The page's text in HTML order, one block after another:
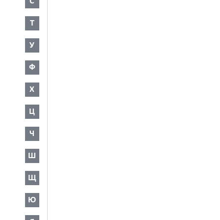
Т
У
Ф
Х
Ц
Ч
Ш
Щ
Ю